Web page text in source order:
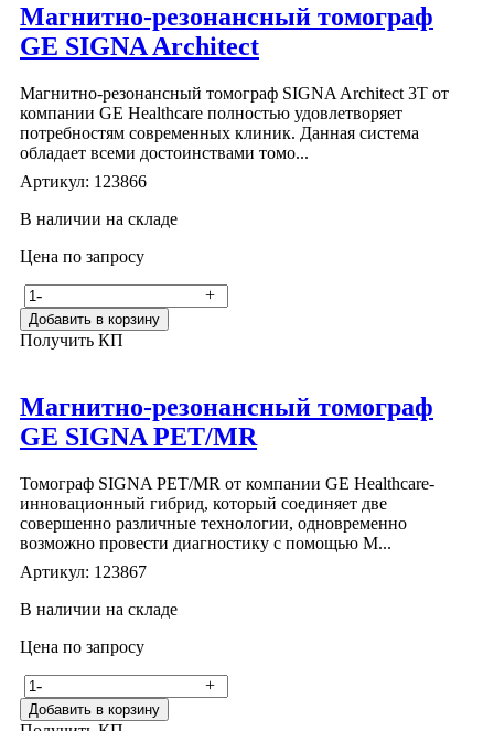
Магнитно-резонансный томограф
GE SIGNA Architect
Магнитно-резонансный томограф SIGNA Architect 3T от
компании GE Healthcare полностью удовлетворяет
потребностям современных клиник. Данная система
обладает всеми достоинствами томо...
Артикул: 123866
В наличии на складе
Цена по запросу
- +
Добавить в корзину
Получить КП
Магнитно-резонансный томограф
GE SIGNA PET/MR
Томограф SIGNA PET/MR от компании GE Healthcare-
инновационный гибрид, который соединяет две
совершенно различные технологии, одновременно
возможно провести диагностику с помощью М...
Артикул: 123867
В наличии на складе
Цена по запросу
- +
Добавить в корзину